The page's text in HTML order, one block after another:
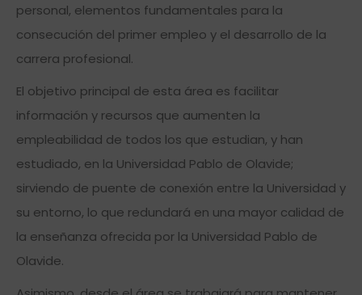
personal, elementos fundamentales para la
consecución del primer empleo y el desarrollo de la
carrera profesional.
El objetivo principal de esta área es facilitar
información y recursos que aumenten la
empleabilidad de todos los que estudian, y han
estudiado, en la Universidad Pablo de Olavide;
sirviendo de puente de conexión entre la Universidad y
su entorno, lo que redundará en una mayor calidad de
la enseñanza ofrecida por la Universidad Pablo de
Olavide.